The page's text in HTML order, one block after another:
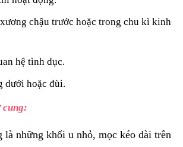
chậu trước hoặc trong chu kì kinh
hệ tình dục.
dưới hoặc đùi.
cung:
là những khối u nhỏ, mọc kéo dài trên